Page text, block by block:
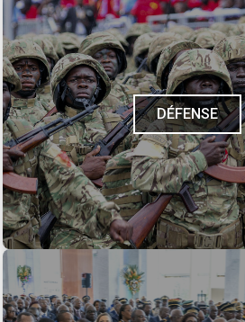
DÉFENSE